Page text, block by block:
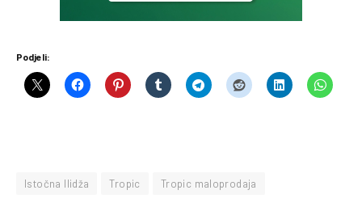
Podjeli:
Istočna Ilidža Tropic Tropic maloprodaja